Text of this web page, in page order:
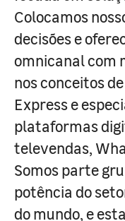
Colocamos
decisões e
omnicanal com
nos conceitos
Express e
plataformas
televendas,
Somos parte
potência do
do mundo, e